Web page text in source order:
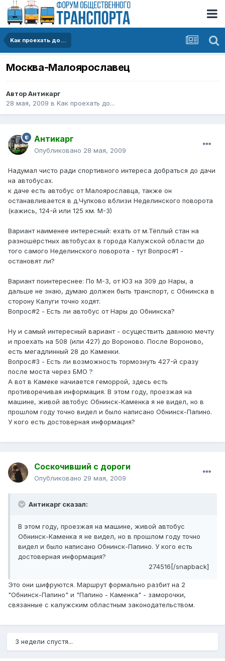
Kак проехать до...
Москва-Малоярославец
АвторАнтикарг
28 мая, 2009 в Kак проехать до...
Антикарг
Опубликовано 28 мая, 2009
Надумал чисто ради спортивного интереса добраться до дачи
на автобусах.
к даче есть автобус от Малоярославца, также он
останавливается в д.Чулково вблизи Неделинского поворота
(кажись, 124-й или 125 км. М-3)
Вариант наименее интересный: ехать от м.Тёплый стан на
разношёрстных автобусах в города Калужской области до
того самого Неделинского поворота - тут Вопрос#1 -
остановят ли?
Вариант поинтереснее: По М-3, от ЮЗ на 309 до Нары, а
дальше не знаю, думаю должен быть транспорт, с Обнинска в
сторону Калуги точно ходят.
Вопрос#2 - Есть ли автобус от Нары до Обнинска?
Ну и самый интересный вариант - осуществить давнюю мечту
и проехать на 508 (или 427) до Вороново. После Вороново,
есть мегадлинный 28 до Каменки.
Вопрос#3 - Есть ли возможность тормознуть 427-й сразу
после моста через БМО ?
А вот в Камеке начиается геморрой, здесь есть
противоречивая информация. В этом году, проезжая на
машине, живой автобус Обнинск-Каменка я не видел, но в
прошлом году точно видел и было написано Обнинск-Папино.
У кого есть достоверная информация?
Соскочивший с дороги
Опубликовано 29 мая, 2009
Антикарг сказал:
В этом году, проезжая на машине, живой автобус
Обнинск-Каменка я не видел, но в прошлом году точно
видел и было написано Обнинск-Папино. У кого есть
достоверная информация?
274516[/snapback]
Это они шифруются. Маршрут формально разбит на 2
"Обнинск-Папино" и "Папино - Каменка" - заморочки,
связанные с калужским областным законодательством.
3 недели спустя...